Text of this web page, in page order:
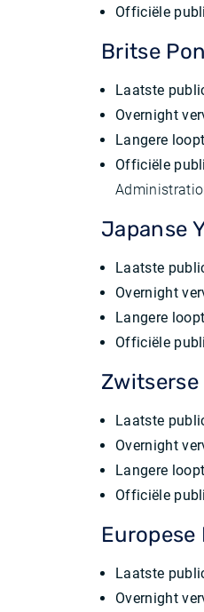
Officiële
Britse
Laatste
Overnight
Langere
Officiële
Japanse
Laatste
Overnight
Langere
Officiële
Zwitserse
Laatste
Overnight
Langere
Officiële
Europese
Laatste
Overnight